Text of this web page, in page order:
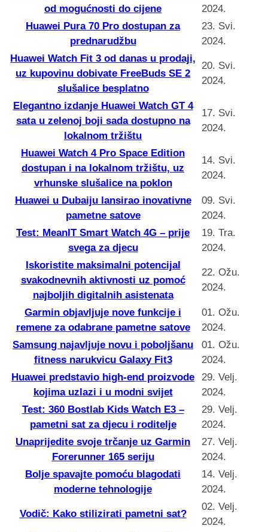
od mogućnosti do cijene
2024.
Huawei Pura 70 Pro dostupan za
prednarudžbu
23. Svi.
2024.
Huawei Watch Fit 3 od danas u prodaji,
uz kupovinu dobivate FreeBuds SE 2
slušalice besplatno
20. Svi.
2024.
Elegantno izdanje Huawei Watch GT 4
sata u zelenoj boji sada dostupno na
lokalnom tržištu
17. Svi.
2024.
Huawei Watch 4 Pro Space Edition
dostupan i na lokalnom tržištu, uz
vrhunske slušalice na poklon
14. Svi.
2024.
Huawei u Dubaiju lansirao inovativne
pametne satove
09. Svi.
2024.
Test: MeanIT Smart Watch 4G – prije
svega za djecu
19. Tra.
2024.
Iskoristite maksimalni potencijal
svakodnevnih aktivnosti uz pomoć
najboljih digitalnih asistenata
22. Ožu.
2024.
Garmin objavljuje nove funkcije i
remene za odabrane pametne satove
01. Ožu.
2024.
Samsung najavljuje novu i poboljšanu
fitness narukvicu Galaxy Fit3
01. Ožu.
2024.
Huawei predstavio high-end proizvode
kojima uzlazi i u modni svijet
29. Velj.
2024.
Test: 360 Bostlab Kids Watch E3 –
pametni sat za djecu i roditelje
29. Velj.
2024.
Unaprijedite svoje trčanje uz Garmin
Forerunner 165 seriju
27. Velj.
2024.
Bolje spavajte pomoću blagodati
moderne tehnologije
14. Velj.
2024.
Vodič: Kako stilizirati pametni sat?
02. Velj.
2024.